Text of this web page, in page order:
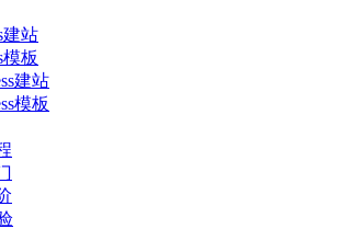
建站
模板
建站
模板